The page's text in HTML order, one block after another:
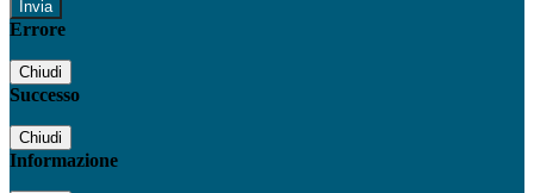
Errore
Chiudi
Successo
Chiudi
Informazione